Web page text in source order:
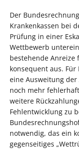
Der
Krankenkassen bei
Prüfung in einer
Wettbewerb
bestehende
konsequent aus.
eine Ausweitung
noch mehr
weitere
Fehlentwicklung zu
notwendig, das ein
gegenseitiges